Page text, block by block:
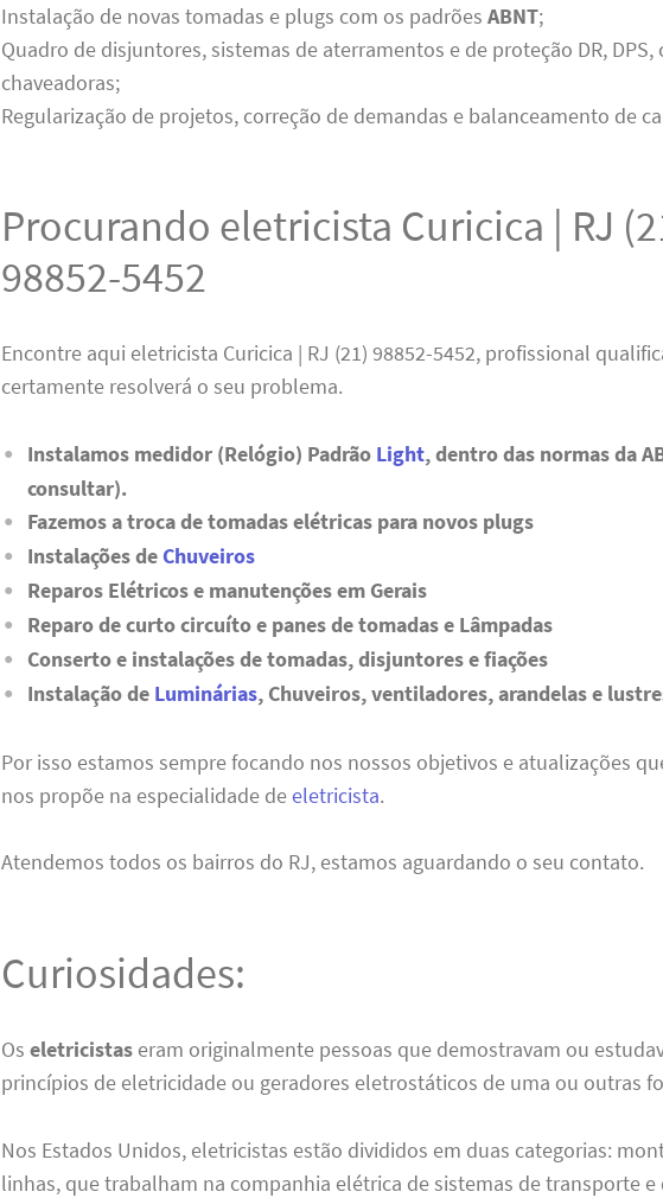
Instalação de novas tomadas e plugs com os padrõesABNT;
Quadro de disjuntores, sistemas de aterramentos e de proteção DR,
chaveadoras;
Regularização de projetos, correção de demandas e balanceamento de
Procurando eletricista Curicica | RJ
98852-5452
Encontre aqui eletricista Curicica | RJ (21) 98852-5452, profissional
certamente resolverá o seu problema.
Instalamos medidor (Relógio) Padrão Light, dentro das normas da
consultar).
Fazemos a troca de tomadas elétricas para novos plugs
Instalações de Chuveiros
Reparos Elétricos e manutenções em Gerais
Reparo de curto circuíto e panes de tomadas e Lâmpadas
Conserto e instalações de tomadas, disjuntores e fiações
Instalação de Luminárias, Chuveiros, ventiladores, arandelas e
Por isso estamos sempre focando nos nossos objetivos e atualizações
nos propõe na especialidade deeletricista.
Atendemos todos os bairros do RJ, estamos aguardando o seu contato.
Curiosidades:
Oseletricistas eram originalmente pessoas que demostravam ou
princípios de eletricidade ou geradores eletrostáticos de uma ou outras
Nos Estados Unidos, eletricistas estão divididos em duas categorias:
linhas, que trabalham na companhia elétrica de sistemas de transporte